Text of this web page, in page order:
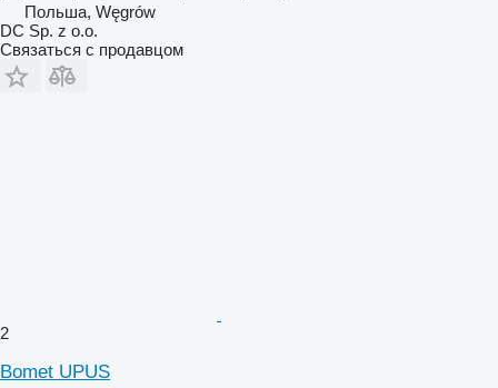
Польша, Węgrów
DC Sp. z o.o.
Связаться с продавцом
2
Bomet UPUS